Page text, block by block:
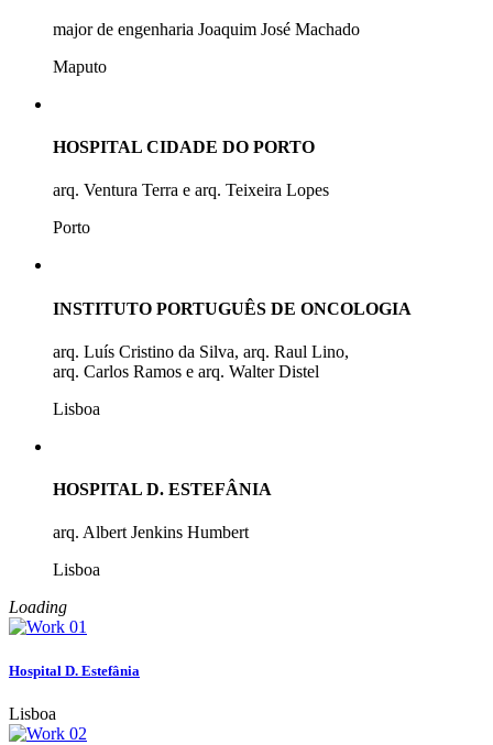
major de engenharia Joaquim José Machado
Maputo
HOSPITAL CIDADE DO PORTO
arq. Ventura Terra e arq. Teixeira Lopes
Porto
INSTITUTO PORTUGUÊS DE ONCOLOGIA
arq. Luís Cristino da Silva, arq. Raul Lino,
arq. Carlos Ramos e arq. Walter Distel
Lisboa
HOSPITAL D. ESTEFÂNIA
arq. Albert Jenkins Humbert
Lisboa
Loading
Hospital D. Estefânia
Lisboa